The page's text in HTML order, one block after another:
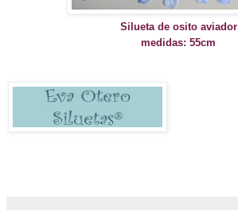
Silueta de osito aviador
medidas: 55cm